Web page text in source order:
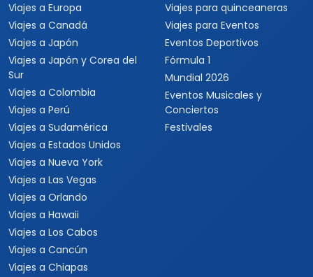
Viajes a Europa
Viajes a Canadá
Viajes a Japón
Viajes a Japón y Corea del
Sur
Viajes a Colombia
Viajes a Perú
Viajes a Sudamérica
Viajes a Estados Unidos
Viajes a Nueva York
Viajes a Las Vegas
Viajes a Orlando
Viajes a Hawaii
Viajes a Los Cabos
Viajes a Cancún
Viajes a Chiapas
Viajes para quinceaneras
Viajes para Eventos
Eventos Deportivos
Fórmula 1
Mundial 2026
Eventos Musicales y
Conciertos
Festivales